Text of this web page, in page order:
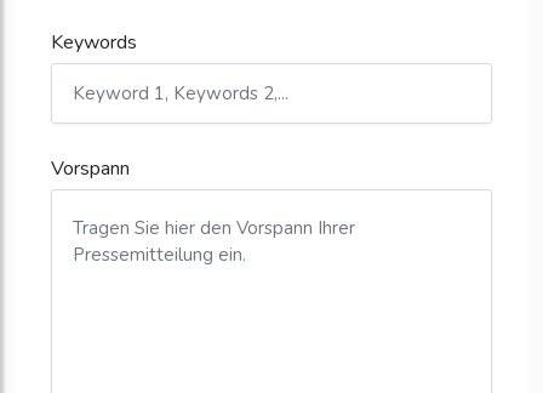
Keywords
Vorspann